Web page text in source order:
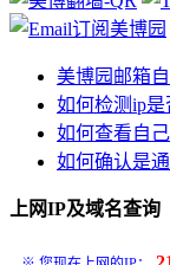
美博园邮箱
如何检测ip是
如何查看自
如何确认是
上网IP及域名查询